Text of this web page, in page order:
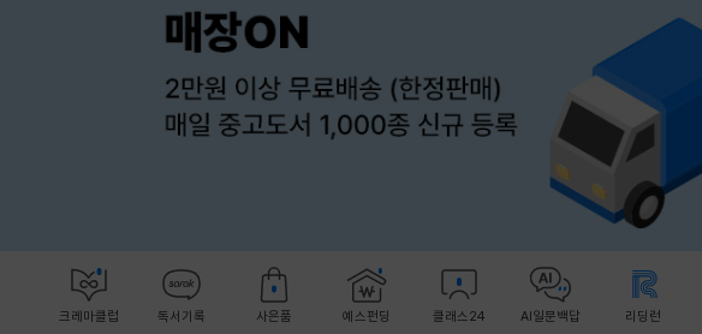
크레마클럽 독서기록 사은품 예스펀딩 클래스24 AI일문백답 리딩런